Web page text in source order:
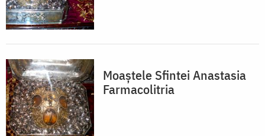
Moaştele Sfintei Anastasia
Farmacolitria